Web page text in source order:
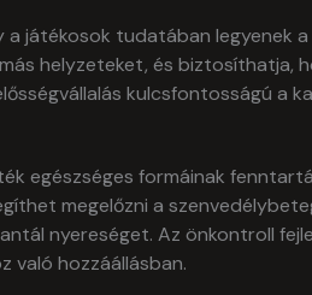
játékosok tudatában legyenek
helyzeteket, és biztosíthatja,
kulcsfontosságú a
egészséges formáinak
megelőzni a
nyereséget. Az önkontroll
való hozzáállásban.